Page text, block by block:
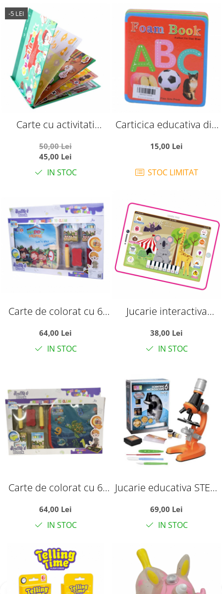
-5 LEI
Carte cu activitati
Invata de toate
50,00 Lei
45,00 Lei
IN STOC
Carticica educativa din
prin joaca ABC
15,00 Lei
STOC LIMITAT
Carte de colorat cu 6
creta, rezistenta la apa,
Happy Home
64,00 Lei
IN STOC
Jucarie interactiva
pian, Animale salbatice
38,00 Lei
IN STOC
Carte de colorat cu 6
creta, rezistenta la apa,
Lumea Oceanelor
64,00 Lei
IN STOC
Jucarie educativa STEM
cercetatori stiintifici,
portocaliu
69,00 Lei
IN STOC